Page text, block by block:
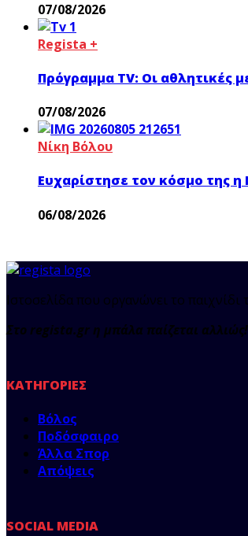
07/08/2026
Regista +
Πρόγραμμα TV: Οι αθλητικές
07/08/2026
Νίκη Βόλου
Ευχαρίστησε τον κόσμο της
06/08/2026
Ιστοσελίδα που οργανώνει το
Στο regista.gr η μπάλα παίζεται αλλιώς!
ΚΑΤΗΓΟΡΊΕΣ
Βόλος
Ποδόσφαιρο
Άλλα Σπορ
Απόψεις
SOCIAL MEDIA